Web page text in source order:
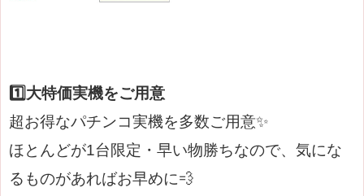
1️⃣大特価実機をご用意
超お得なパチンコ実機を多数ご用意✨
ほとんどが1台限定・早い物勝ちなので、 気にな
るものがあればお早めに💨